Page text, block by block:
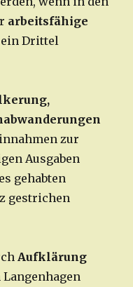
arbeitsfähige
ein Drittel
zur
Ausgaben
gehabten
gestrichen
Aufklärung